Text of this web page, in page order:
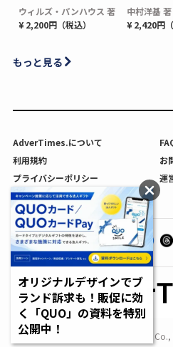
ウィルズ・パンハウス 著
¥ 2,200円（税込）
中村洋基 著
¥ 2,420円（
もっと見る
AdverTimes.について
利用規約
お
プライバシーポリシー
運
利用者情報の外部送信について
Copyright SENDENKAIGI
オリジナルデザインでブ
ランド訴求も！販促に効
く「QUO」の資料を特別
公開中！